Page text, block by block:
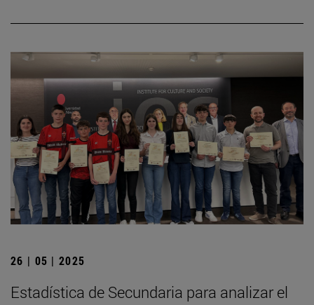
26 | 05 | 2025
Estadística de Secundaria para analizar el